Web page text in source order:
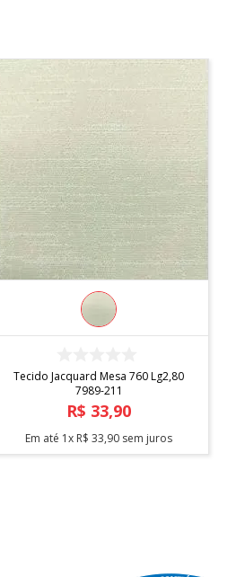
Tecido Jacquard Mesa 760 Lg2,80
7989-211
R$ 33,90
Em até 1x R$ 33,90 sem juros